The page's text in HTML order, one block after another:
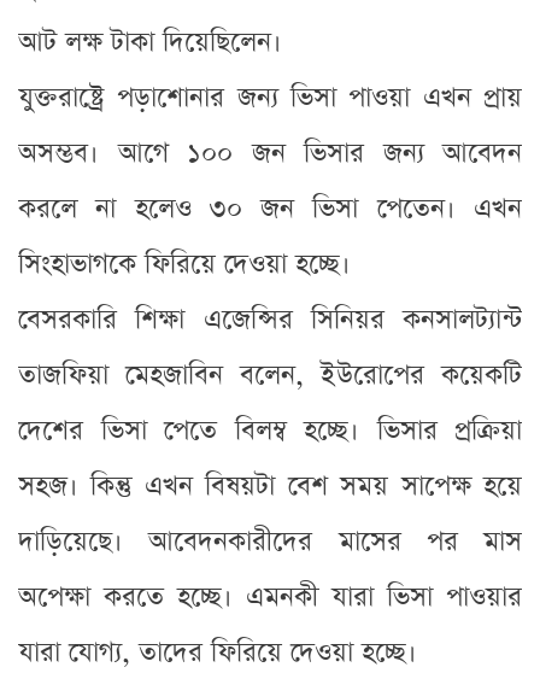
আট লক্ষ টাকা দিয়েছিলেন।
যুক্তরাষ্ট্রে পড়াশোনার জন্য ভিসা পাওয়া এখন প্রায়
অসম্ভব। আগে ১০০ জন ভিসার জন্য আবেদন
করলে না হলেও ৩০ জন ভিসা পেতেন। এখন
সিংহাভাগকে ফিরিয়ে দেওয়া হচ্ছে।
বেসরকারি শিক্ষা এজেন্সির সিনিয়র কনসালট্যান্ট
তাজফিয়া মেহজাবিন বলেন, ইউরোপের কয়েকটি
দেশের ভিসা পেতে বিলম্ব হচ্ছে। ভিসার প্রক্রিয়া
সহজ। কিন্তু এখন বিষয়টা বেশ সময় সাপেক্ষ হয়ে
দাড়িয়েছে। আবেদনকারীদের মাসের পর মাস
অপেক্ষা করতে হচ্ছে। এমনকী যারা ভিসা পাওয়ার
যারা যোগ্য, তাদের ফিরিয়ে দেওয়া হচ্ছে।